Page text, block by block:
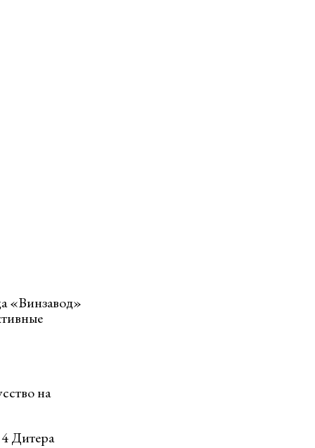
«Винзавод»
на
Дитера